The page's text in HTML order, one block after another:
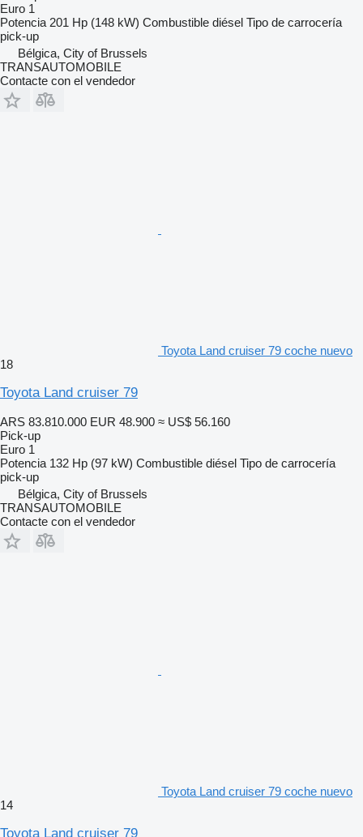
Euro 1
Potencia 201 Hp (148 kW) Combustible diésel Tipo de carrocería
pick-up
Bélgica, City of Brussels
TRANSAUTOMOBILE
Contacte con el vendedor
Toyota Land cruiser 79 coche nuevo
18
Toyota Land cruiser 79
ARS 83.810.000 EUR 48.900 ≈ US$ 56.160
Pick-up
Euro 1
Potencia 132 Hp (97 kW) Combustible diésel Tipo de carrocería
pick-up
Bélgica, City of Brussels
TRANSAUTOMOBILE
Contacte con el vendedor
Toyota Land cruiser 79 coche nuevo
14
Toyota Land cruiser 79